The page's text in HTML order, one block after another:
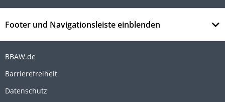
Footer und Navigationsleiste einblenden
BBAW.de
Barrierefreiheit
Datenschutz